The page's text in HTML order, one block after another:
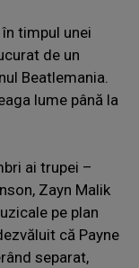
timpul unei
de un
Beatlemania.
lume până la
ai trupei –
Zayn Malik
pe plan
că Payne
separat,